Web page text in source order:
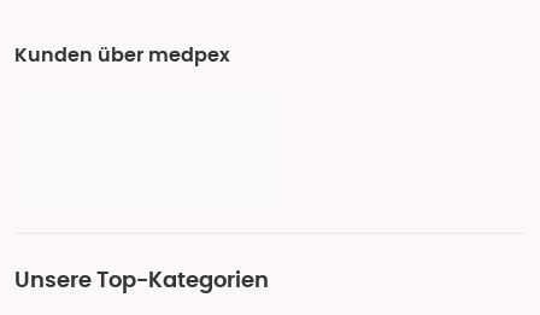
Kunden über medpex
Unsere Top-Kategorien